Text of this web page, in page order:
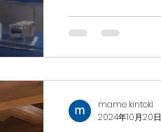
mame kintoki
2024年10月20日